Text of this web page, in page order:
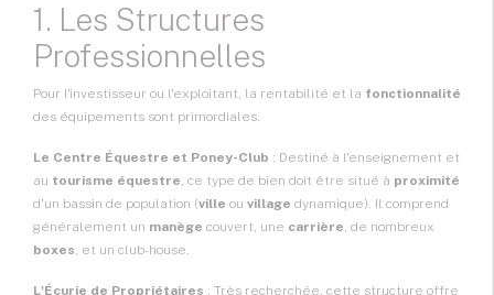
1. Les Structures
Professionnelles
Pour l'investisseur ou l'exploitant, la rentabilité et la fonctionnalité
des équipements sont primordiales.
Le Centre Équestre et Poney-Club : Destiné à l'enseignement et
au tourisme équestre, ce type de bien doit être situé à proximité
d'un bassin de population (ville ou village dynamique). Il comprend
généralement un manège couvert, une carrière, de nombreux
boxes, et un club-house.
L'Écurie de Propriétaires : Très recherchée, cette structure offre